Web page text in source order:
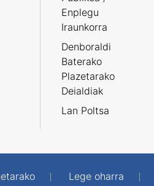
Enplegu
Iraunkorra
Denboraldi
Baterako
Plazetarako
Deialdiak
Lan Poltsa
Lege oharra